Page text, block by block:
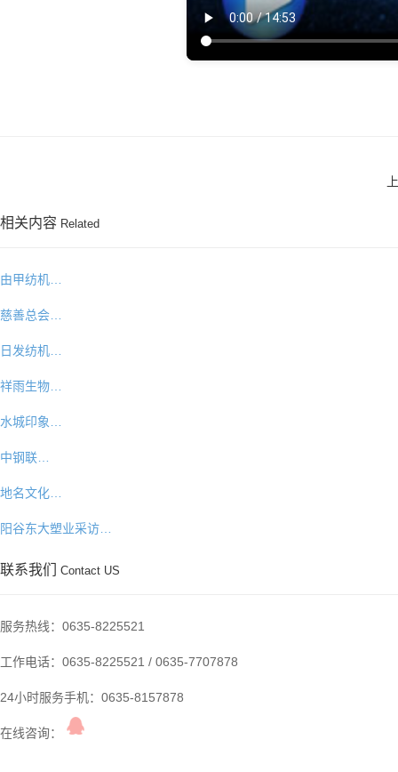
相关内容 Related
由甲纺机…
慈善总会…
日发纺机…
祥雨生物…
水城印象…
中钢联…
地名文化…
阳谷东大塑业采访…
联系我们 Contact US
服务热线： 0635-8225521
工作电话： 0635-8225521 / 0635-7707878
24小时服务手机： 0635-8157878
在线咨询：